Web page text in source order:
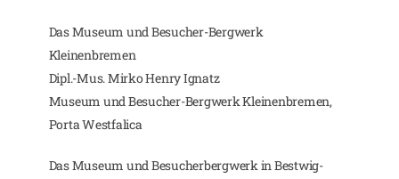
Das Museum und Besucher-Bergwerk
Kleinenbremen
Dipl.-Mus. Mirko Henry Ignatz
Museum und Besucher-Bergwerk Kleinenbremen,
Porta Westfalica
Das Museum und Besucherbergwerk in Bestwig-